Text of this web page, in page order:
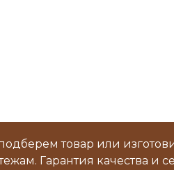
товар или
Гарантия качества и